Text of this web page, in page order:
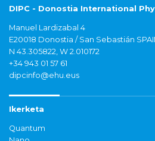
DIPC - Donostia International
Manuel Lardizabal 4
E20018 Donostia / San Sebastián
N 43.305822, W 2.010172
+34 943 01 57 61
dipcinfo@ehu.eus
Ikerketa
Quantum